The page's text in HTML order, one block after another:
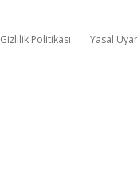
Gizlilik Politikası Yasal